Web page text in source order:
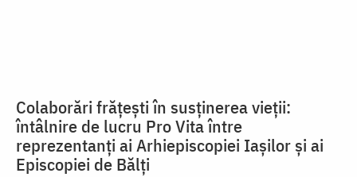
Colaborări frățești în susținerea vieții:
întâlnire de lucru Pro Vita între
reprezentanți ai Arhiepiscopiei Iașilor și ai
Episcopiei de Bălți